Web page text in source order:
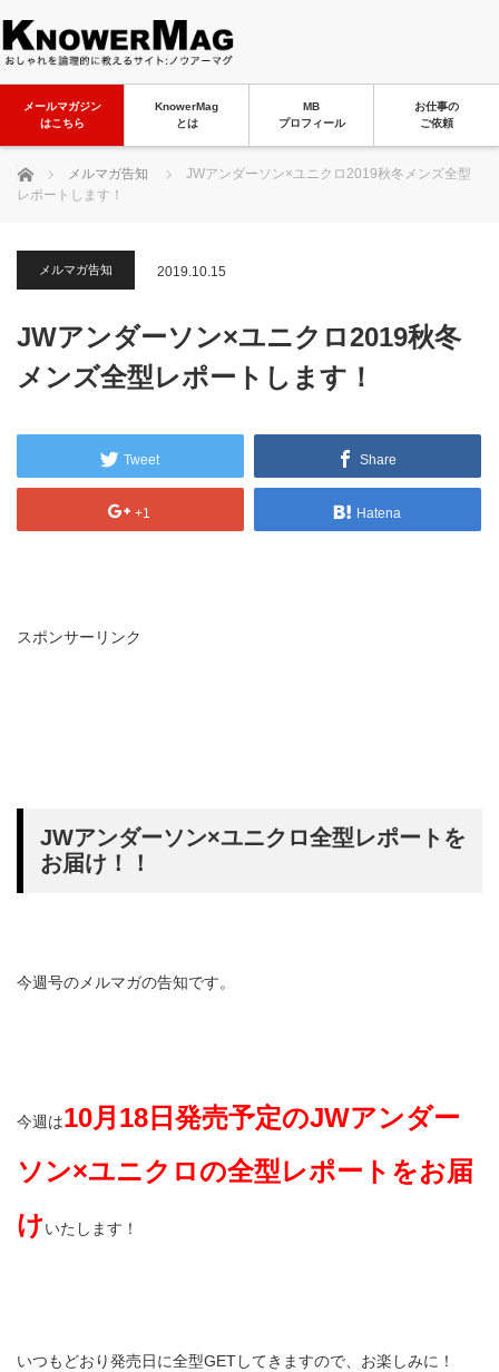
メールマガジン
はこちら
KnowerMag
とは
MB
プロフィール
お仕事の
ご依頼
ホーム メルマガ告知
JWアンダーソン×ユニクロ2019秋冬メンズ全型
レポートします！
メルマガ告知 2019.10.15
JWアンダーソン×ユニクロ2019秋冬
メンズ全型レポートします！
Tweet Share
+1 Hatena
スポンサーリンク
JWアンダーソン×ユニクロ全型レポートを
お届け！！
今週号のメルマガの告知です。
今週は10月18日発売予定のJWアンダー
ソン×ユニクロの全型レポートをお届
けいたします！
いつもどおり発売日に全型GETしてきますので、お楽しみに！